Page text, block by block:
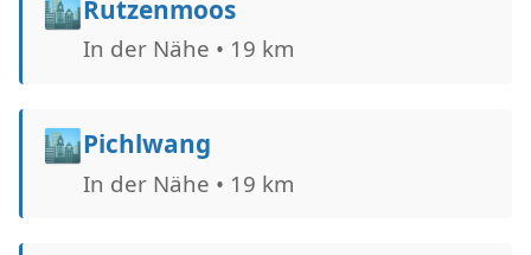
🏙️Rutzenmoos
In der Nähe • 19 km
🏙️Pichlwang
In der Nähe • 19 km